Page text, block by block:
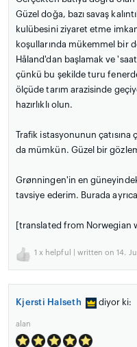
Güzel doğa, bazı savaş
kulübesini ziyaret etme
koşullarında mükemmel bir
Håland'dan başlamak ve
çünkü bu şekilde turu fenerde
ölçüde tarım arazisinde
hazırlıklı olun.
Trafik istasyonunun
da mümkün. Güzel bir
Grønningen'in en
tavsiye ederim. Burada
[translated from Norwegian
1 x helpful | written on 14.
Kjersti Halseth diyor ki:
alan